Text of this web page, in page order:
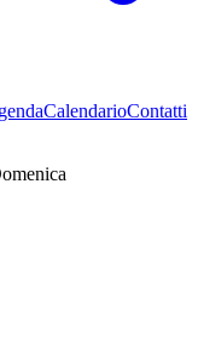
CalendarioContatti